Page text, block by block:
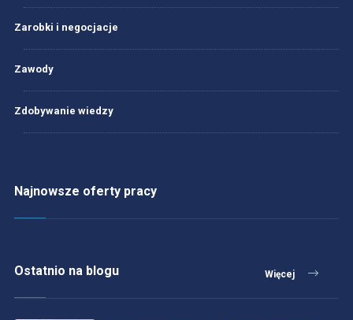
Zarobki i negocjacje
Zawody
Zdobywanie wiedzy
Najnowsze oferty pracy
Ostatnio na blogu Więcej